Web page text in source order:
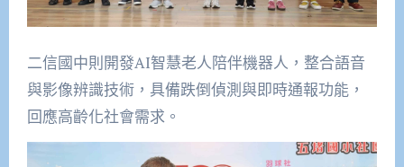
二信國中則開發AI智慧老人陪伴機器人，整合語音
與影像辨識技術，具備跌倒偵測與即時通報功能，
回應高齡化社會需求。